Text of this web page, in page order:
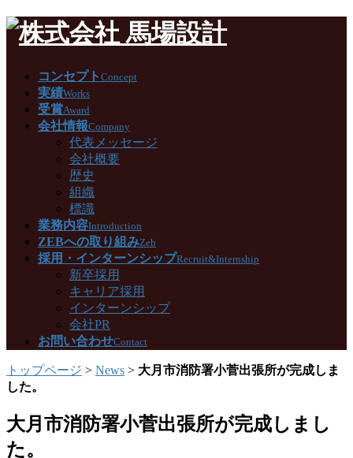
コンセプト Concept
実績Works
受賞Award
会社情報Company
代表メッセージ
会社概要
歴史
組織
標識
業務内容Introduction
ZEBへの取り組みZeb
採用・インターンシップRecruit&Internship
新卒採用
キャリア採用
インターンシップ
会社PR
お問い合わせContact
トップページ > News > 大月市消防署小菅出張所が完成しま
した。
大月市消防署小菅出張所が完成しまし
た。